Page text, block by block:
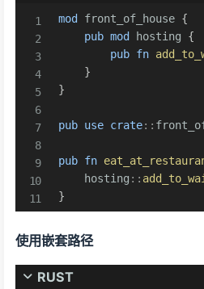
mod front_of_house {
pub mod hosting
{
pub fn
}
}
pub use crate::
pub fn
hosting ::
}
使用嵌套路径
RUST